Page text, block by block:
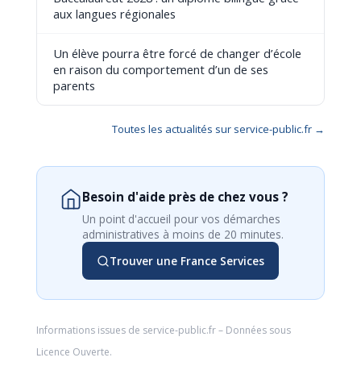
aux langues régionales
Un élève pourra être forcé de changer d’école
en raison du comportement d’un de ses
parents
Toutes les actualités sur service-public.fr →
Besoin d'aide près de chez vous ?
Un point d'accueil pour vos démarches
administratives à moins de 20 minutes.
Trouver une France Services
Informations issues de service-public.fr– Données sous
Licence Ouverte.